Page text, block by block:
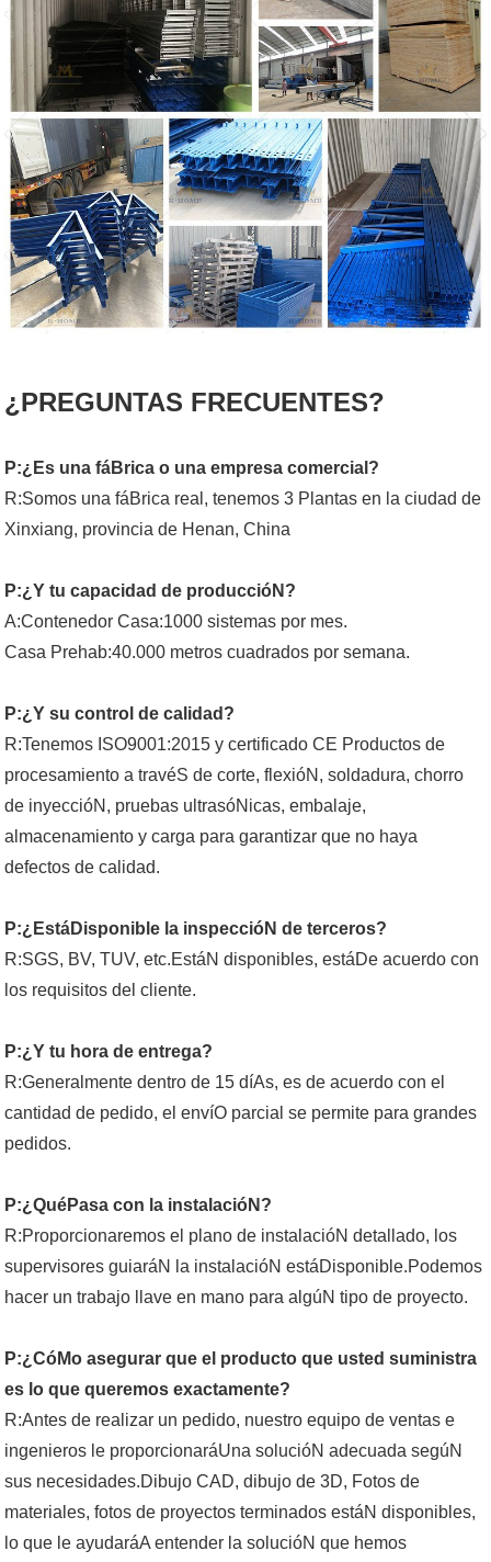
¿PREGUNTAS FRECUENTES?
P:¿Es una fáBrica o una empresa comercial?
R:Somos una fáBrica real, tenemos 3 Plantas en la ciudad de
Xinxiang, provincia de Henan, China
P:¿Y tu capacidad de produccióN?
A:Contenedor Casa:1000 sistemas por mes.
Casa Prehab:40.000 metros cuadrados por semana.
P:¿Y su control de calidad?
R:Tenemos ISO9001:2015 y certificado CE Productos de
procesamiento a travéS de corte, flexióN, soldadura, chorro
de inyeccióN, pruebas ultrasóNicas, embalaje,
almacenamiento y carga para garantizar que no haya
defectos de calidad.
P:¿EstáDisponible la inspeccióN de terceros?
R:SGS, BV, TUV, etc.EstáN disponibles, estáDe acuerdo con
los requisitos del cliente.
P:¿Y tu hora de entrega?
R:Generalmente dentro de 15 díAs, es de acuerdo con el
cantidad de pedido, el envíO parcial se permite para grandes
pedidos.
P:¿QuéPasa con la instalacióN?
R:Proporcionaremos el plano de instalacióN detallado, los
supervisores guiaráN la instalacióN estáDisponible.Podemos
hacer un trabajo llave en mano para algúN tipo de proyecto.
P:¿CóMo asegurar que el producto que usted suministra
es lo que queremos exactamente?
R:Antes de realizar un pedido, nuestro equipo de ventas e
ingenieros le proporcionaráUna solucióN adecuada segúN
sus necesidades.Dibujo CAD, dibujo de 3D, Fotos de
materiales, fotos de proyectos terminados estáN disponibles,
lo que le ayudaráA entender la solucióN que hemos